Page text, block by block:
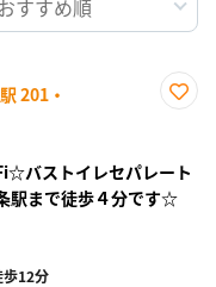
201・
録
バストイレセパレート
駅まで徒歩４分です☆
歩12分